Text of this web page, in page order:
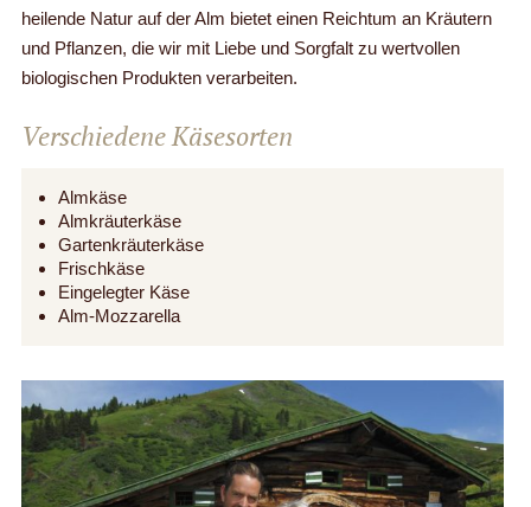
heilende Natur auf der Alm bietet einen Reichtum an Kräutern
und Pflanzen, die wir mit Liebe und Sorgfalt zu wertvollen
biologischen Produkten verarbeiten.
Verschiedene Käsesorten
Almkäse
Almkräuterkäse
Gartenkräuterkäse
Frischkäse
Eingelegter Käse
Alm-Mozzarella